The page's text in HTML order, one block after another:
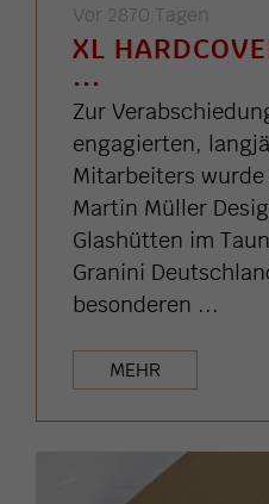
Vor 2870 Tagen
XL
...
Zur
engagierten,
Mitarbeiters
Martin Müller
Glashütten im
Granini
besonderen ...
MEHR